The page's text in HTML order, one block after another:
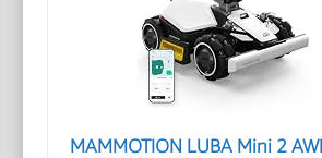
MAMMOTION LUBA Mini 2